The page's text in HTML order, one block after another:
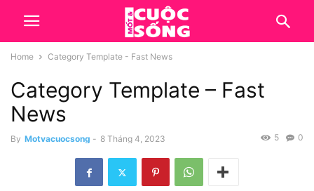
Home Category Template - Fast News
Category Template – Fast
News
By Motvacuocsong - 8 Tháng 4, 2023 0
5